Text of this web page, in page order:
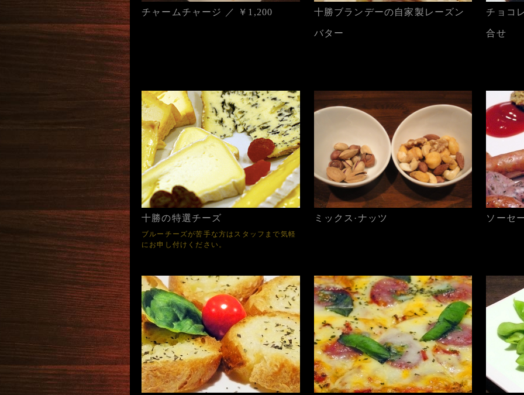
チャームチャージ ／ ￥1,200 十勝ブランデーの自家製レーズン
バター
チョコ
合せ
十勝の特選チーズ
ブルーチーズが苦手な方はスタッフまで気軽
にお申し付けください。
ミックス·ナッツ ソーセ